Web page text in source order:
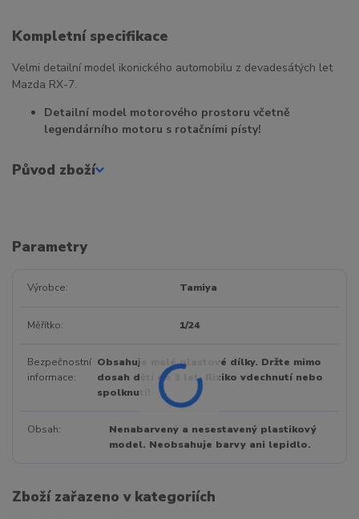
Kompletní specifikace
Velmi detailní model ikonického automobilu z devadesátých let
Mazda RX-7.
Detailní model motorového prostoru včetně
legendárního motoru s rotačními písty!
Původ zboží
Parametry
Výrobce Tamiya
Měřítko 1/24
Bezpečnostní
informace
Obsahuje malé plastové dílky. Držte mimo
dosah dětí do 3 let. Riziko vdechnutí nebo
spolknutí!
Obsah
Nenabarvený a nesestavený plastikový
model. Neobsahuje barvy ani lepidlo.
Zboží zařazeno v kategoriích